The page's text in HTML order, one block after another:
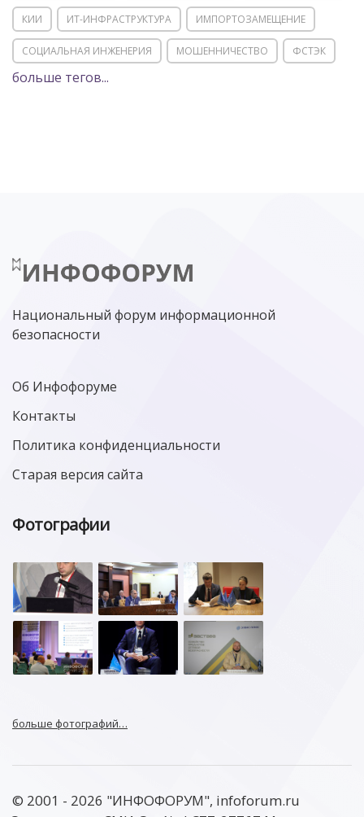
КИИ ИТ-ИНФРАСТРУКТУРА ИМПОРТОЗАМЕЩЕНИЕ
СОЦИАЛЬНАЯ ИНЖЕНЕРИЯ МОШЕННИЧЕСТВО ФСТЭК
POSITIVE TECHNOLOGIES
МИНЦИФРЫ РОССИИ NGFW
больше тегов...
Национальный форум информационной
безопасности
Об Инфофоруме
Контакты
Политика конфиденциальности
Старая версия сайта
Фотографии
больше фотографий…
© 2001 - 2026 "ИНФОФОРУМ", infoforum.ru